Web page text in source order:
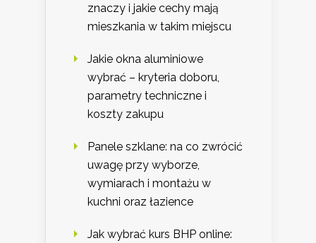
znaczy i jakie cechy mają
mieszkania w takim miejscu
Jakie okna aluminiowe
wybrać – kryteria doboru,
parametry techniczne i
koszty zakupu
Panele szklane: na co zwrócić
uwagę przy wyborze,
wymiarach i montażu w
kuchni oraz łazience
Jak wybrać kurs BHP online: